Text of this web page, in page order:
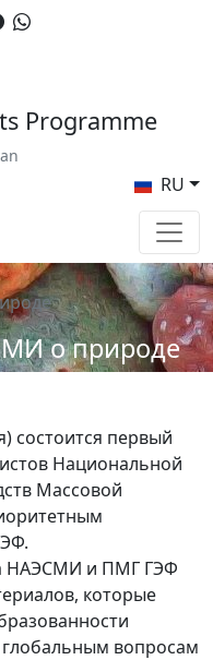
Programme
RU
о природе
состоится первый
Национальной
Массовой
НАЭСМИ и ПМГ ГЭФ
которые
вопросам